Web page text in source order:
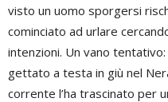
visto un uomo sporgersi
cominciato ad urlare
intenzioni. Un vano tentativo:
gettato a testa in giù nel
corrente l’ha trascinato per